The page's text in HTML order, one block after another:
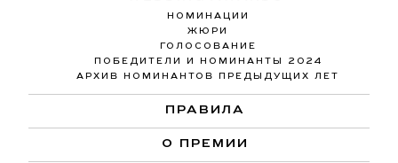
НОМИНАЦИИ
ЖЮРИ
ГОЛОСОВАНИЕ
ПОБЕДИТЕЛИ И НОМИНАНТЫ 2024
АРХИВ НОМИНАНТОВ ПРЕДЫДУЩИХ ЛЕТ
ПРАВИЛА
О ПРЕМИИ